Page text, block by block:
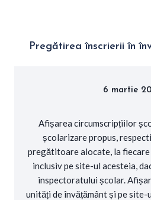
Pregătirea înscrierii în
6 martie
Afișarea circumscripțiilor
școlarizare propus,
pregătitoare alocate, la
inclusiv pe site-ul acesteia,
inspectoratului școlar.
unități de învățământ și pe site-